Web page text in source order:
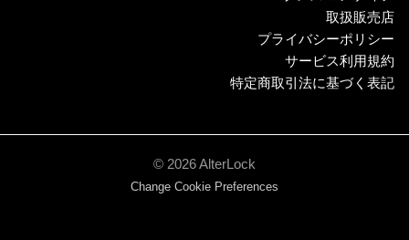
取扱販売店
プライバシーポリシー
サービス利用規約
特定商取引法に基づく表記
© 2026 AlterLock
Change Cookie Preferences